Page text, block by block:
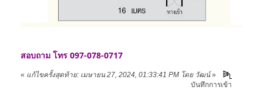
สอบถาม โทร 097-078-0717
« แก้ไขครั้งสุดท้าย: เมษายน 27, 2024, 01:33:41 PM โดย วัฒน์»
บันทึกการเข้า